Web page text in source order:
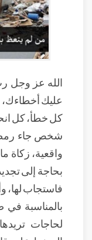
الله عز وجل
عليك أخطاءك،
كل خطأ، كل
شخص جاء
بحاجة إلى
فاستجاب لها،
بالمناسبة
لحاجات